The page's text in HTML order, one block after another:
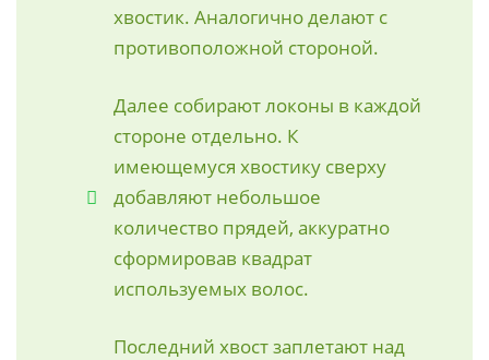
хвостик. Аналогично делают с
противоположной стороной.
Далее собирают локоны в каждой
стороне отдельно. К
имеющемуся хвостику сверху
добавляют небольшое
количество прядей, аккуратно
сформировав квадрат
используемых волос.
Последний хвост заплетают над